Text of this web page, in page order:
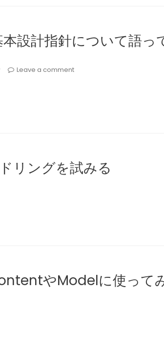
設計指針について語っ
Leave a comment
リングを試みる
やModelに使って